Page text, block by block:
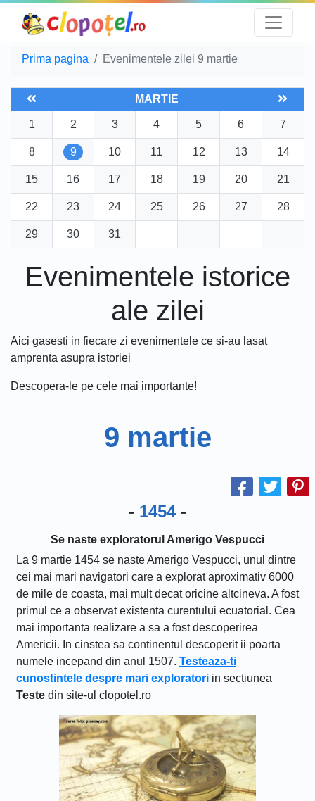
Prima pagina Evenimentele zilei 9 martie
MARTIE
1 2 3 4 5 6 7
8 9 10 11 12 13 14
15 16 17 18 19 20 21
22 23 24 25 26 27 28
29 30 31
Evenimentele istorice
ale zilei
Aici gasesti in fiecare zi evenimentele ce si-au lasat
amprenta asupra istoriei
Descopera-le pe cele mai importante!
9 martie
- 1454-
Se naste exploratorul Amerigo Vespucci
La 9 martie 1454 se naste Amerigo Vespucci, unul dintre
cei mai mari navigatori care a explorat aproximativ 6000
de mile de coasta, mai mult decat oricine altcineva. A fost
primul ce a observat existenta curentului ecuatorial. Cea
mai importanta realizare a sa a fost descoperirea
Americii. In cinstea sa continentul descoperit ii poarta
numele incepand din anul 1507. Testeaza-ti
cunostintele despre mari exploratori in sectiunea
Teste din site-ul clopotel.ro